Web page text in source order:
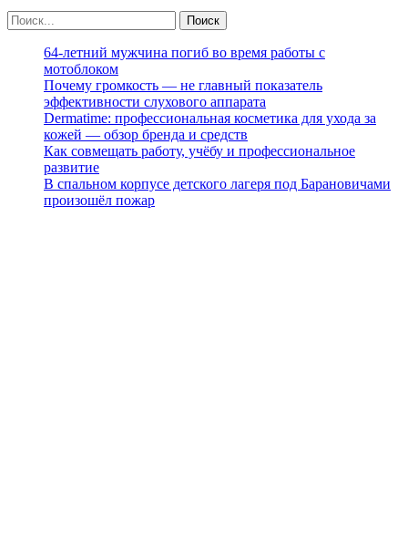
64-летний мужчина погиб во время работы с
мотоблоком
Почему громкость — не главный показатель
эффективности слухового аппарата
Dermatime: профессиональная косметика для ухода за
кожей — обзор бренда и средств
Как совмещать работу, учёбу и профессиональное
развитие
В спальном корпусе детского лагеря под Барановичами
произошёл пожар